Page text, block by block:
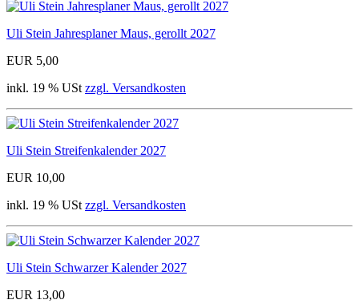
Uli Stein Jahresplaner Maus, gerollt 2027
EUR 5,00
inkl. 19 % USt zzgl. Versandkosten
Uli Stein Streifenkalender 2027
EUR 10,00
inkl. 19 % USt zzgl. Versandkosten
Uli Stein Schwarzer Kalender 2027
EUR 13,00